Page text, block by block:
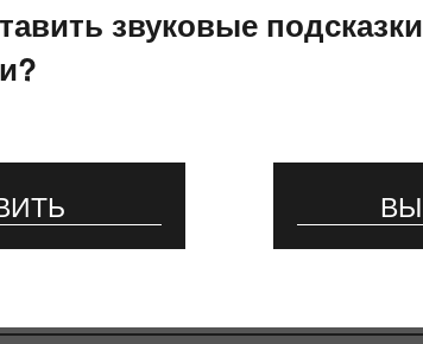
звуковые подсказки
Сегодня начинает работу
20.11.2023
#мероприятия
В ходе конференции будут выработаны